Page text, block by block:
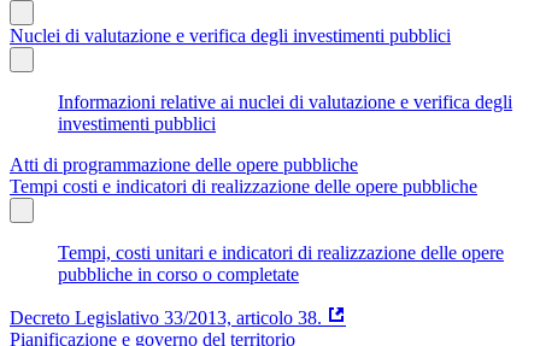
Nuclei di valutazione e verifica degli investimenti pubblici
Informazioni relative ai nuclei di valutazione e verifica degli
investimenti pubblici
Atti di programmazione delle opere pubbliche
Tempi costi e indicatori di realizzazione delle opere pubbliche
Tempi, costi unitari e indicatori di realizzazione delle opere
pubbliche in corso o completate
Decreto Legislativo 33/2013, articolo 38.
Pianificazione e governo del territorio